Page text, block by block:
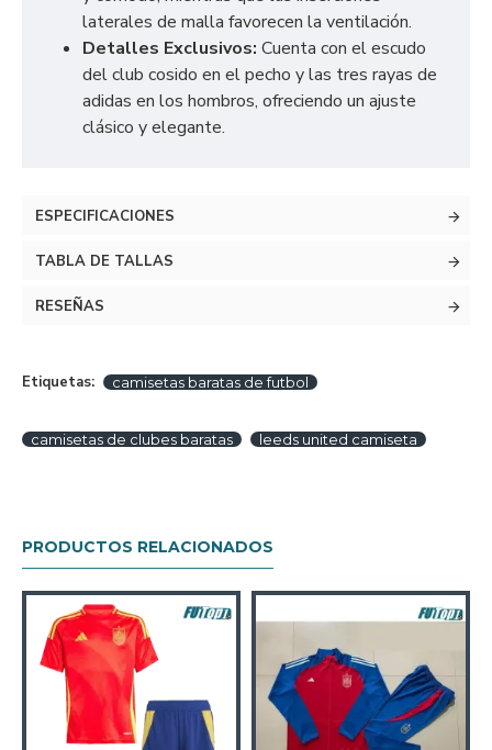
laterales de malla favorecen la ventilación.
Detalles Exclusivos: Cuenta con el escudo
del club cosido en el pecho y las tres rayas de
adidas en los hombros, ofreciendo un ajuste
clásico y elegante.
ESPECIFICACIONES
TABLA DE TALLAS
RESEÑAS
Etiquetas: camisetas baratas de futbol
camisetas de clubes baratas leeds united camiseta
PRODUCTOS RELACIONADOS